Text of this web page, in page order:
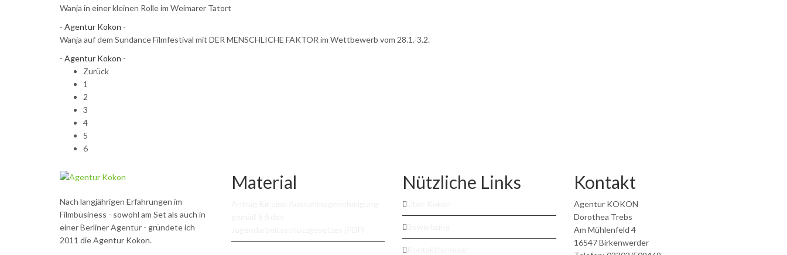
Wanja in einer kleinen Rolle im Weimarer Tatort
- Agentur Kokon -
Wanja auf dem Sundance Filmfestival mit DER MENSCHLICHE FAKTOR im Wettbewerb vom 28.1.-3.2.
- Agentur Kokon -
Zurück
1
2
3
4
5
6
Nach langjährigen Erfahrungen im
Filmbusiness - sowohl am Set als auch in
einer Berliner Agentur - gründete ich
2011 die Agentur Kokon.
Material Nützliche Links Kontakt
Agentur KOKON
Dorothea Trebs
Am Mühlenfeld 4
16547 Birkenwerder